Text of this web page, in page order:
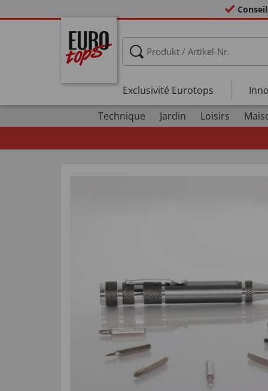
Exclusivité Eurotops
Technique
Jardin Loisirs